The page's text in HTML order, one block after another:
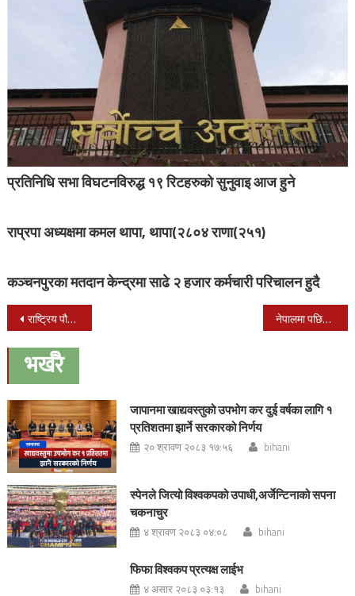
प्रतिनिधि सभा विघटनविरुद्ध १९ रिटहरुको सुनुवाइ आज हुने
राप्रपा अध्यक्षमा कमल थापा, थापा(२८०४ राणा(२५१)
कञ्चनपुरका मतदान केन्द्रमा साढे २ हजार कर्मचारी परिचालन हुदै
Post
navigation
राष्ट्रिय पौडिमा आर्मिकी गौरिका सिंहले जितिन ७ राष्ट्रिय कीर्तिमान सहित १२ स्वर्ण पदक नेपालमा पछिल्लो विनाशकारी भूकम्प गएको ४ वर्ष पूरा,
भर्खरै
जापानमा खाद्यवस्तुको उपभोग कर दुई वर्षका लागि १
प्रतिशतमा झार्ने सरकारको निर्णय
२० श्रावण २०८३ १७:५६ bihani
स्पेनले जित्यो विश्वकपको उपाधी,अर्जेन्टिनाको सपना
चकनाचुर
४ श्रावण २०८३ ०४:०८ bihani
फिफा विश्वकप प्रत्यक्ष लाईभ
४ असार २०८३ ०३:१३ bihani